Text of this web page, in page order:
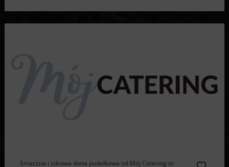
Smaczna i zdrowa dieta pudełkowa od Mój Catering to